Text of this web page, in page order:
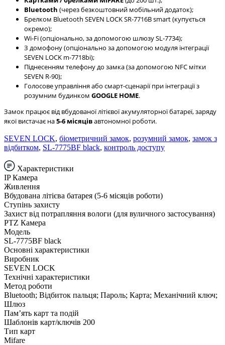
Bluetooth (через безкоштовний мобільний додаток);
Брелком Bluetooth SEVEN LOCK SR-7716B smart (купується
окремо);
Wi-Fi (опціонально, за допомогою шлюзу SL-7734);
З домофону (опціонально за допомогою модуля інтеграції
SEVEN LOCK m-7718bi);
Піднесенням телефону до замка (за допомогою NFC мітки
SEVEN R-90);
Голосове управління або смарт-сценарії при інтеграції з
розумним будинком GOOGLE HOME.
Замок працює від вбудованої літієвої акумуляторної батареї, заряду
якої вистачає на5-6 місяцівавтономної роботи.
SEVEN LOCK, біометричний замок, розумний замок, замок з
відбитком, SL-7775BF black, контроль доступу
Характеристики
IP Камера
Живлення
Вбудована літієва батарея (5-6 місяців роботи)
Ступінь захисту
Захист від потрапляння вологи (для вуличного застосування)
PTZ Камера
Модель
SL-7775BF black
Основні характеристики
Виробник
SEVEN LOCK
Технічні характеристики
Метод роботи
Bluetooth; Відбиток пальця; Пароль; Карта; Механічний ключ;
Шлюз
Пам’ять карт та подій
Шаблонів карт/ключів 200
Тип карт
Mifare